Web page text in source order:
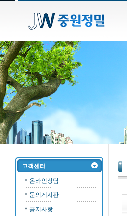
고객센터
온라인상담
문의게시판
공지사항